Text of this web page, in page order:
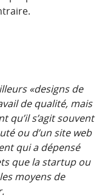
«designs de
de qualité, mais
qu’il s’agit souvent
ou d’un site web
qui a dépensé
que la startup ou
moyens de